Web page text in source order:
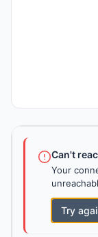
Can't
Your
Try